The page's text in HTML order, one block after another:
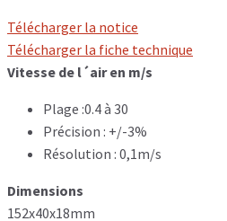
Télécharger la notice
Télécharger la fiche technique
Vitesse de l´air en m/s
Plage :0.4 à 30
Précision : +/-3%
Résolution : 0,1m/s
Dimensions
152x40x18mm